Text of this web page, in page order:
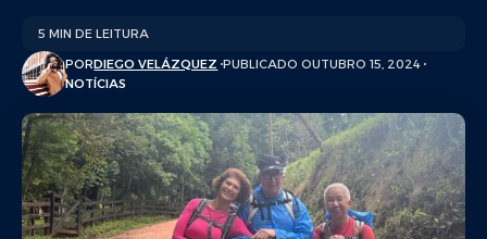
PORDIEGO VELÁZQUEZ PUBLICADO OUTUBRO 15, 2024
NOTÍCIAS
5 MIN DE LEITURA